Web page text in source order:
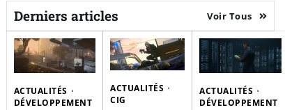
Derniers articles Voir Tous
ACTUALITÉS
DÉVELOPPEMENT
ACTUALITÉS
CIG
ACTUALITÉS
DÉVELOPPEMENT